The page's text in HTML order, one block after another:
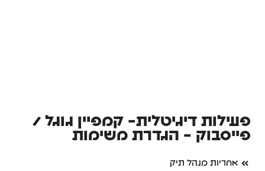
פעילות דיגיטלית- קמפיין גוגל /
פייסבוק - הגדרת משימות
אחריות מנהל תיק